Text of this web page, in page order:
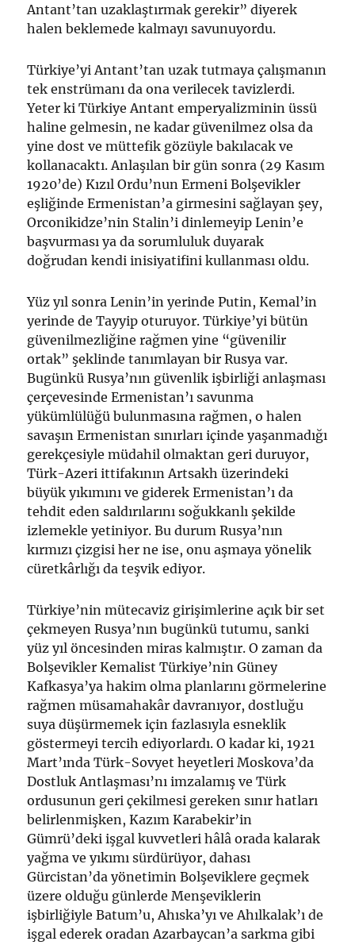
Antant’tan uzaklaştırmak gerekir” diyerek
halen beklemede kalmayı savunuyordu.
Türkiye’yi Antant’tan uzak tutmaya çalışmanın
tek enstrümanı da ona verilecek tavizlerdi.
Yeter ki Türkiye Antant emperyalizminin üssü
haline gelmesin, ne kadar güvenilmez olsa da
yine dost ve müttefik gözüyle bakılacak ve
kollanacaktı. Anlaşılan bir gün sonra (29 Kasım
1920’de) Kızıl Ordu’nun Ermeni Bolşevikler
eşliğinde Ermenistan’a girmesini sağlayan şey,
Orconikidze’nin Stalin’i dinlemeyip Lenin’e
başvurması ya da sorumluluk duyarak
doğrudan kendi inisiyatifini kullanması oldu.
Yüz yıl sonra Lenin’in yerinde Putin, Kemal’in
yerinde de Tayyip oturuyor. Türkiye’yi bütün
güvenilmezliğine rağmen yine “güvenilir
ortak” şeklinde tanımlayan bir Rusya var.
Bugünkü Rusya’nın güvenlik işbirliği anlaşması
çerçevesinde Ermenistan’ı savunma
yükümlülüğü bulunmasına rağmen, o halen
savaşın Ermenistan sınırları içinde yaşanmadığı
gerekçesiyle müdahil olmaktan geri duruyor,
Türk-Azeri ittifakının Artsakh üzerindeki
büyük yıkımını ve giderek Ermenistan’ı da
tehdit eden saldırılarını soğukkanlı şekilde
izlemekle yetiniyor. Bu durum Rusya’nın
kırmızı çizgisi her ne ise, onu aşmaya yönelik
cüretkârlığı da teşvik ediyor.
Türkiye’nin mütecaviz girişimlerine açık bir set
çekmeyen Rusya’nın bugünkü tutumu, sanki
yüz yıl öncesinden miras kalmıştır. O zaman da
Bolşevikler Kemalist Türkiye’nin Güney
Kafkasya’ya hakim olma planlarını görmelerine
rağmen müsamahakâr davranıyor, dostluğu
suya düşürmemek için fazlasıyla esneklik
göstermeyi tercih ediyorlardı. O kadar ki, 1921
Mart’ında Türk-Sovyet heyetleri Moskova’da
Dostluk Antlaşması’nı imzalamış ve Türk
ordusunun geri çekilmesi gereken sınır hatları
belirlenmişken, Kazım Karabekir’in
Gümrü’deki işgal kuvvetleri hâlâ orada kalarak
yağma ve yıkımı sürdürüyor, dahası
Gürcistan’da yönetimin Bolşeviklere geçmek
üzere olduğu günlerde Menşeviklerin
işbirliğiyle Batum’u, Ahıska’yı ve Ahılkalak’ı de
işgal ederek oradan Azarbaycan’a sarkma gibi